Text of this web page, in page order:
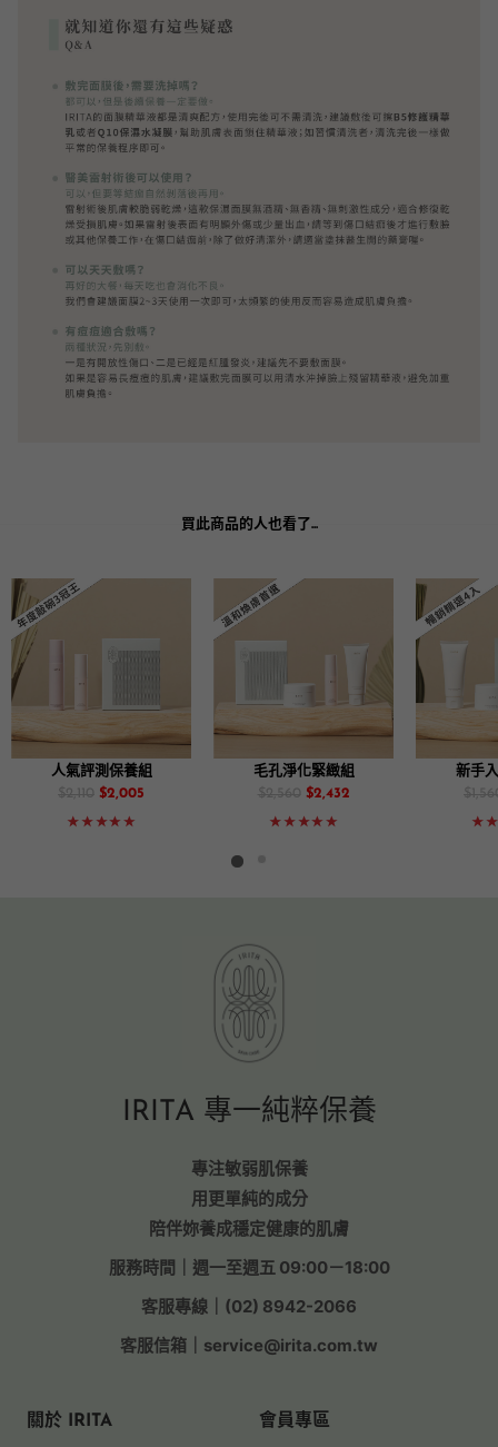
買此商品的人也看了...
毛孔淨化緊緻組
$2,560 $2,432
新手入門必備組
$1,560 $1,482
術後舒緩
$2,420
IRITA 專一純粹保養
專注敏弱肌保養
用更單純的成分
陪伴妳養成穩定健康的肌膚
服務時間｜週一至週五 09:00－18:00
客服專線｜(02) 8942-2066
客服信箱｜service@irita.com.tw
關於 IRITA 會員專區